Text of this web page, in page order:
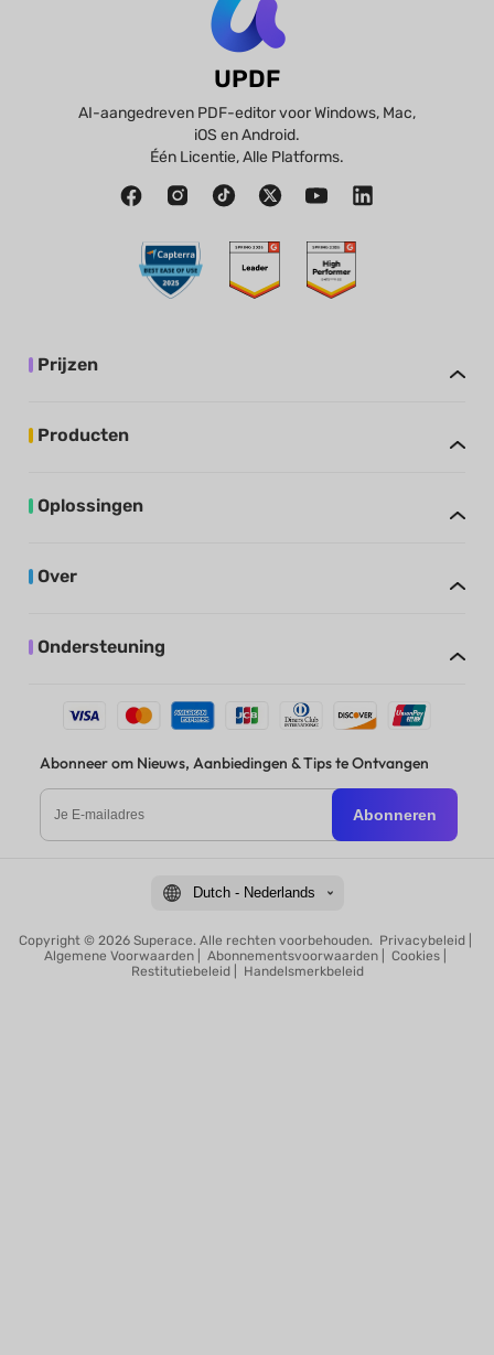
UPDF
AI-aangedreven PDF-editor voor Windows, Mac,
iOS en Android.
Één Licentie, Alle Platforms.
Prijzen
Producten
Oplossingen
Over
Ondersteuning
Abonneer om Nieuws, Aanbiedingen & Tips te Ontvangen
Abonneren
Dutch - Nederlands
Copyright © 2026 Superace. Alle rechten voorbehouden. Privacybeleid
Algemene Voorwaarden
Abonnementsvoorwaarden Cookies
Restitutiebeleid| Handelsmerkbeleid